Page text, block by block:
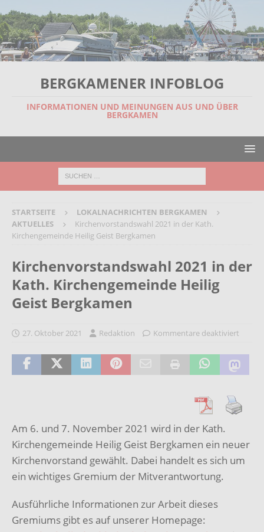
BERGKAMENER INFOBLOG
INFORMATIONEN UND MEINUNGEN AUS UND ÜBER
BERGKAMEN
STARTSEITE
LOKALNACHRICHTEN BERGKAMEN
AKTUELLES
Kirchenvorstandswahl 2021 in der Kath.
Kirchengemeinde Heilig Geist Bergkamen
Kirchenvorstandswahl 2021 in der
Kath. Kirchengemeinde Heilig
Geist Bergkamen
27. Oktober 2021 Redaktion Kommentare deaktiviert
Am 6. und 7. November 2021 wird in der Kath.
Kirchengemeinde Heilig Geist Bergkamen ein neuer
Kirchenvorstand gewählt. Dabei handelt es sich um
ein wichtiges Gremium der Mitverantwortung.
Ausführliche Informationen zur Arbeit dieses
Gremiums gibt es auf unserer Homepage: